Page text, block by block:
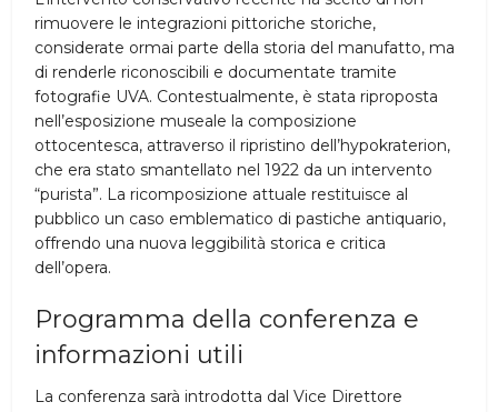
rimuovere le integrazioni pittoriche storiche,
considerate ormai parte della storia del manufatto, ma
di renderle riconoscibili e documentate tramite
fotografie UVA. Contestualmente, è stata riproposta
nell’esposizione museale la composizione
ottocentesca, attraverso il ripristino dell’hypokraterion,
che era stato smantellato nel 1922 da un intervento
“purista”. La ricomposizione attuale restituisce al
pubblico un caso emblematico di pastiche antiquario,
offrendo una nuova leggibilità storica e critica
dell’opera.
Programma della conferenza e
informazioni utili
La conferenza sarà introdotta dal Vice Direttore